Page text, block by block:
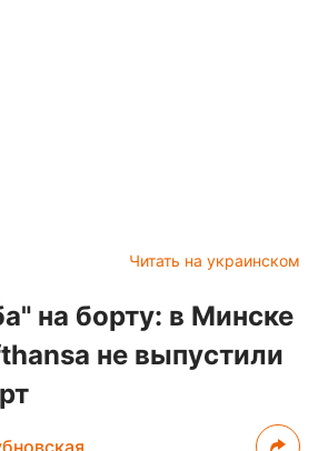
Читать на украинском
на борту: в Минске
не выпустили